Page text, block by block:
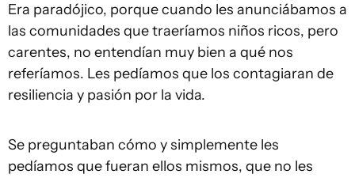
Era paradójico, porque cuando les anunciábamos a
las comunidades que traeríamos niños ricos, pero
carentes, no entendían muy bien a qué nos
referíamos. Les pedíamos que los contagiaran de
resiliencia y pasión por la vida.
Se preguntaban cómo y simplemente les
pedíamos que fueran ellos mismos, que no les